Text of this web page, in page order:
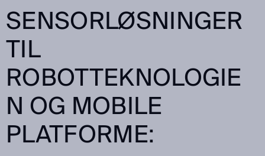
SENSORLØSNINGER
TIL
ROBOTTEKNOLOGIE
N OG MOBILE
PLATFORME: